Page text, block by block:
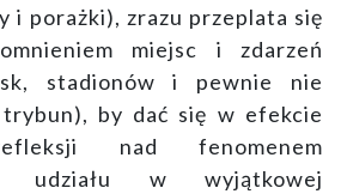
i porażki), zrazu przeplata się
miejsc i zdarzeń
stadionów i pewnie nie
trybun), by dać się w efekcie
nad fenomenem
udziału w wyjątkowej